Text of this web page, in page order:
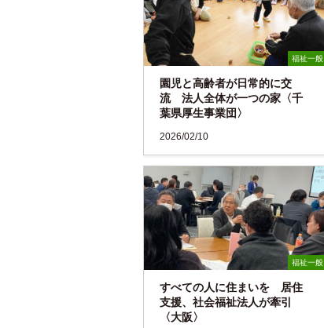
福祉一般
園児と高齢者が日常的に交
流 法人全体が一つの家〈千
葉県厚生事業団〉
2026/02/10
福祉一般
すべての人に住まいを 居住
支援、社会福祉法人が牽引
〈大阪〉